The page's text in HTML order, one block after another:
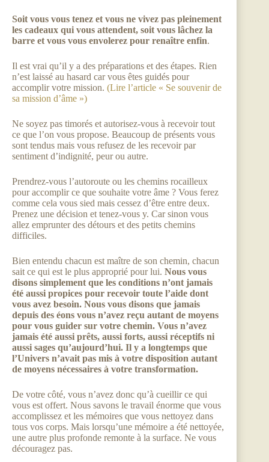
Soit vous vous tenez et vous ne vivez pas pleinement
les cadeaux qui vous attendent, soit vous lâchez la
barre et vous vous envolerez pour renaître enfin.
Il est vrai qu’il y a des préparations et des étapes. Rien
n’est laissé au hasard car vous êtes guidés pour
accomplir votre mission. (Lire l’article « Se souvenir de
sa mission d’âme »)
Ne soyez pas timorés et autorisez-vous à recevoir tout
ce que l’on vous propose. Beaucoup de présents vous
sont tendus mais vous refusez de les recevoir par
sentiment d’indignité, peur ou autre.
Prendrez-vous l’autoroute ou les chemins rocailleux
pour accomplir ce que souhaite votre âme ? Vous ferez
comme cela vous sied mais cessez d’être entre deux.
Prenez une décision et tenez-vous y. Car sinon vous
allez emprunter des détours et des petits chemins
difficiles.
Bien entendu chacun est maître de son chemin, chacun
sait ce qui est le plus approprié pour lui. Nous vous
disons simplement que les conditions n’ont jamais
été aussi propices pour recevoir toute l’aide dont
vous avez besoin. Nous vous disons que jamais
depuis des éons vous n’avez reçu autant de moyens
pour vous guider sur votre chemin. Vous n’avez
jamais été aussi prêts, aussi forts, aussi réceptifs ni
aussi sages qu’aujourd’hui. Il y a longtemps que
l’Univers n’avait pas mis à votre disposition autant
de moyens nécessaires à votre transformation.
De votre côté, vous n’avez donc qu’à cueillir ce qui
vous est offert. Nous savons le travail énorme que vous
accomplissez et les mémoires que vous nettoyez dans
tous vos corps. Mais lorsqu’une mémoire a été nettoyée,
une autre plus profonde remonte à la surface. Ne vous
découragez pas.